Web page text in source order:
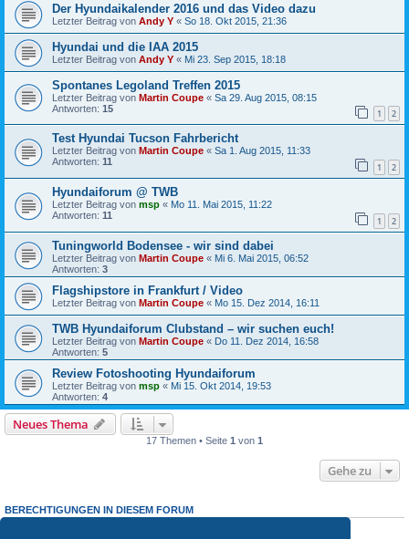
Der Hyundaikalender 2016 und das Video dazu
Letzter Beitrag von Andy Y « So 18. Okt 2015, 21:36
Hyundai und die IAA 2015
Letzter Beitrag von Andy Y « Mi 23. Sep 2015, 18:18
Spontanes Legoland Treffen 2015
Letzter Beitrag von Martin Coupe « Sa 29. Aug 2015, 08:15
Antworten: 15 1 2
Test Hyundai Tucson Fahrbericht
Letzter Beitrag von Martin Coupe « Sa 1. Aug 2015, 11:33
Antworten: 11 1 2
Hyundaiforum @ TWB
Letzter Beitrag von msp « Mo 11. Mai 2015, 11:22
Antworten: 11 1 2
Tuningworld Bodensee - wir sind dabei
Letzter Beitrag von Martin Coupe « Mi 6. Mai 2015, 06:52
Antworten: 3
Flagshipstore in Frankfurt / Video
Letzter Beitrag von Martin Coupe « Mo 15. Dez 2014, 16:11
TWB Hyundaiforum Clubstand – wir suchen euch!
Letzter Beitrag von Martin Coupe « Do 11. Dez 2014, 16:58
Antworten: 5
Review Fotoshooting Hyundaiforum
Letzter Beitrag von msp « Mi 15. Okt 2014, 19:53
Antworten: 4
Neues Thema
17 Themen • Seite 1 von 1
Gehe zu
BERECHTIGUNGEN IN DIESEM FORUM